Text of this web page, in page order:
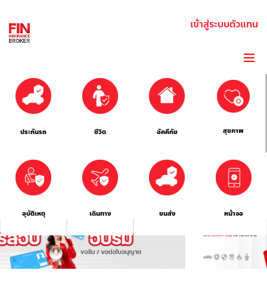
เข้าสู่ระบบตัวแทน
ประกันรถ ชีวิต อัคคีภัย สุขภาพ
อุบัติเหตุ เดินทาง ขนส่ง หน้าจอ